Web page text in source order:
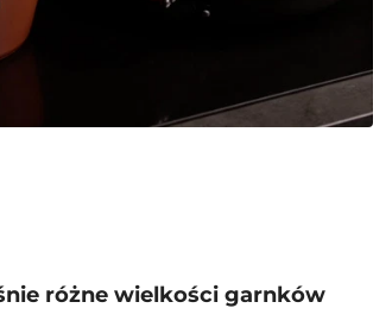
różne wielkości garnków